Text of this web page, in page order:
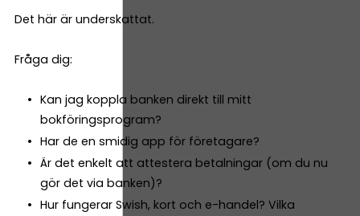
Det här är underskattat.
Fråga dig:
Kan jag koppla banken direkt till mitt
bokföringsprogram?
Har de en smidig app för företagare?
Är det enkelt att attestera betalningar (om du nu
gör det via banken)?
Hur fungerar Swish, kort och e-handel? Vilka